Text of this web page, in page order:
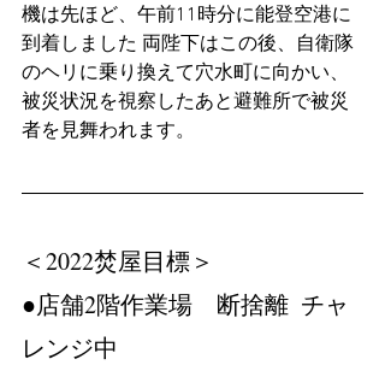
機は先ほど、午前11時分に能登空港に
到着しました 両陛下はこの後、自衛隊
のヘリに乗り換えて穴水町に向かい、
被災状況を視察したあと避難所で被災
者を見舞われます。
＜2022焚屋目標＞
●店舗2階作業場　断捨離  チャ
レンジ中